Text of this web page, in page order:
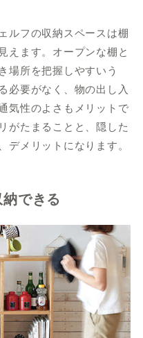
ルフの収納スペースは棚
えます。オープンな棚と
場所を把握しやすいう
必要がなく、物の出し入
気性のよさもメリットで
がたまることと、隠した
デメリットになります。
できる